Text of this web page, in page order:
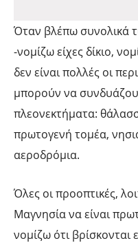
Όταν βλέπω συνολικά
-νομίζω είχες δίκιο,
δεν είναι πολλές οι
μπορούν να
πλεονεκτήματα:
πρωτογενή τομέα,
αεροδρόμια.
Όλες οι προοπτικές,
Μαγνησία να είναι
νομίζω ότι